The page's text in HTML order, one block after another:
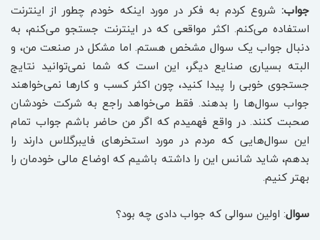
جواب: شروع کردم به فکر در مورد اینکه خودم چطور از اینترنت
استفاده می‌کنم. اکثر مواقعی که در اینترنت جستجو می‌کنم، به
دنبال جواب یک سوال مشخص هستم. اما مشکل در صنعت من، و
البته بسیاری صنایع دیگر، این است که شما نمی‌توانید نتایج
جستجوی خوبی را پیدا کنید، چون اکثر کسب و کارها نمی‌خواهند
جواب سوال‌ها را بدهند. فقط می‌خواهد راجع به شرکت خودشان
صحبت کنند. در واقع فهمیدم که اگر من حاضر باشم جواب تمام
این سوال‌هایی که مردم در مورد استخرهای فایبرگلاس دارند را
بدهم، شاید شانس این را داشته باشیم که اوضاع مالی خودمان را
بهتر کنیم.
سوال: اولین سوالی که جواب دادی چه بود؟